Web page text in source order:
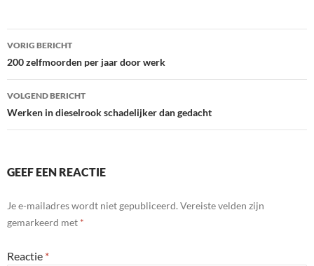
Bericht
navigatie
VORIG BERICHT
200 zelfmoorden per jaar door werk
VOLGEND BERICHT
Werken in dieselrook schadelijker dan gedacht
GEEF EEN REACTIE
Je e-mailadres wordt niet gepubliceerd. Vereiste velden zijn
gemarkeerd met *
Reactie *